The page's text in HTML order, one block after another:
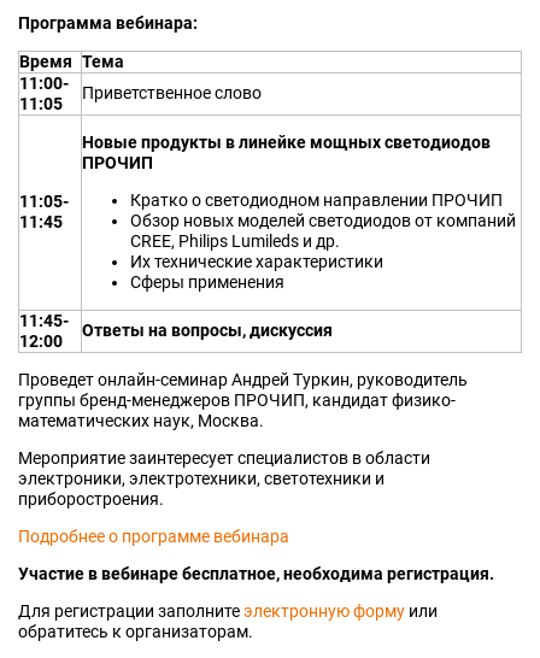
Программа вебинара:
Время Тема
11:00-
11:05
Приветственное слово
11:05-
11:45
Новые продукты в линейке мощных светодиодов
ПРОЧИП
Кратко о светодиодном направлении ПРОЧИП
Обзор новых моделей светодиодов от компаний
CREE, Philips Lumileds и др.
Их технические характеристики
Сферы применения
11:45-
12:00
Ответы на вопросы, дискуссия
Проведет онлайн-семинар Андрей Туркин, руководитель
группы бренд-менеджеров ПРОЧИП, кандидат физико-
математических наук, Москва.
Мероприятие заинтересует специалистов в области
электроники, электротехники, светотехники и
приборостроения.
Подробнее о программе вебинара
Участие в вебинаре бесплатное, необходима регистрация.
Для регистрации заполнитеэлектронную форму или
обратитесь к организаторам.